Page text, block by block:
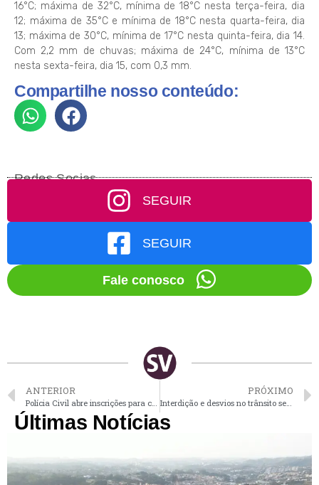
16°C; máxima de 32°C, mínima de 18°C nesta terça-feira, dia
12; máxima de 35°C e mínima de 18°C nesta quarta-feira, dia
13; máxima de 30°C, mínima de 17°C nesta quinta-feira, dia 14.
Com 2,2 mm de chuvas; máxima de 24°C, mínima de 13°C
nesta sexta-feira, dia 15, com 0,3 mm.
Compartilhe nosso conteúdo:
Redes Socias
SEGUIR
SEGUIR
Fale conosco
ANTERIOR
Polícia Civil abre inscrições para concurso com salários de até 15 mil
PRÓXIMO
Interdição e desvios no trânsito serão feitos para obras na região do Cristo de Vinhedo
Últimas Notícias